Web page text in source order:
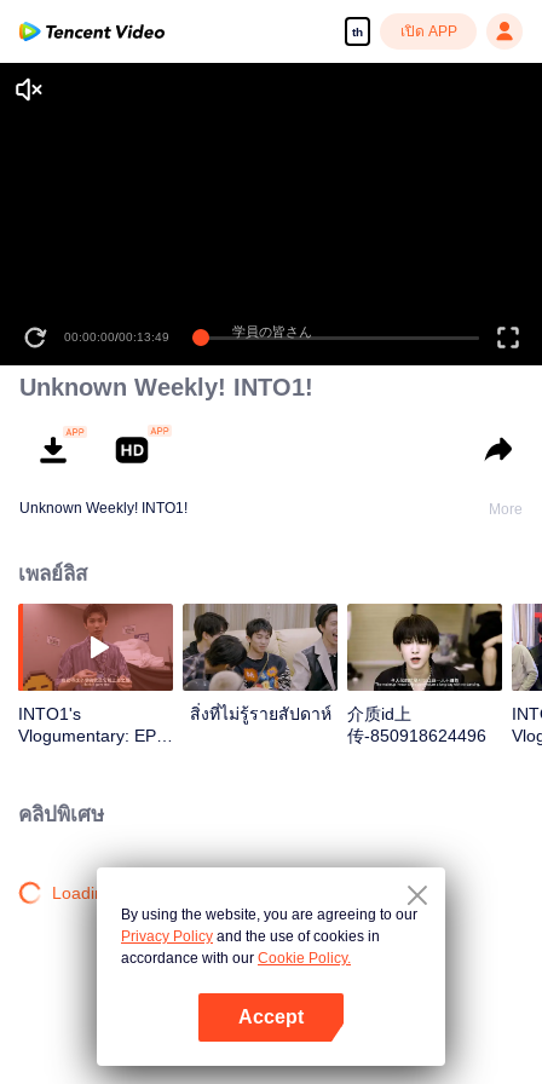
th เปิด APP
00:00:00/00:13:49
Unknown Weekly! INTO1!
Unknown Weekly! INTO1! More
เพลย์ลิส
INTO1's
Vlogumentary: EP2
สิ่งที่ไม่รู้รายสัปดาห์
介质id上
传-850918624496
คลิปพิเศษ
Loading…
By using the website, you are agreeing to our
Privacy Policy and the use of cookies in
accordance with our Cookie Policy.
Accept